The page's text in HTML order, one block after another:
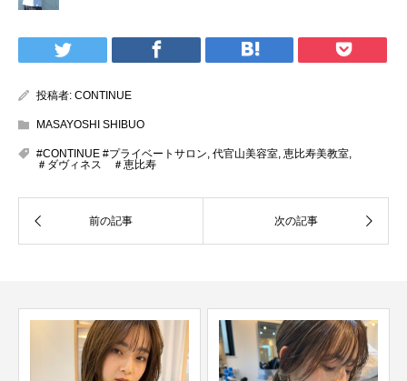
投稿者: CONTINUE
MASAYOSHI SHIBUO
#CONTINUE #プライベートサロン 代官山美容室 恵比寿美教室
＃ダヴィネス ＃恵比寿